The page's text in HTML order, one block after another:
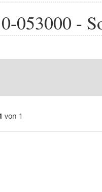
053000 -
von 1